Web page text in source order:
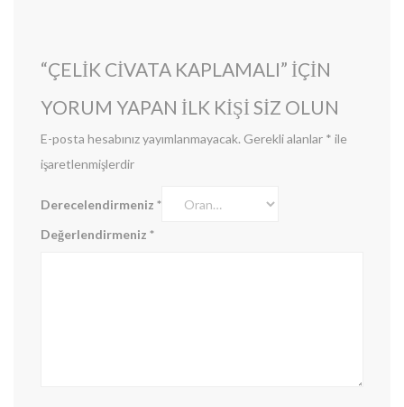
self our lastest updated.
“ÇELİK CİVATA KAPLAMALI” IÇIN
YORUM YAPAN ILK KIŞI SIZ OLUN
E-posta hesabınız yayımlanmayacak. Gerekli alanlar * ile
işaretlenmişlerdir
Derecelendirmeniz *
Değerlendirmeniz *